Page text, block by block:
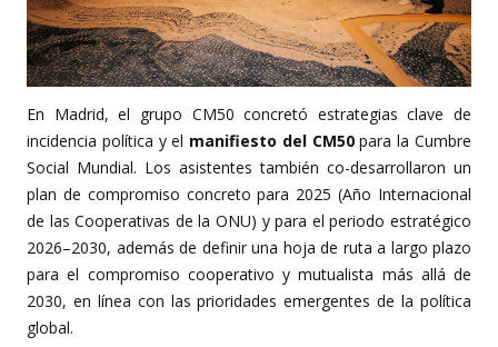
En Madrid, el grupo CM50 concretó estrategias clave de
incidencia política y el manifiesto del CM50para la Cumbre
Social Mundial. Los asistentes también co-desarrollaron un
plan de compromiso concreto para 2025 (Año Internacional
de las Cooperativas de la ONU) y para el periodo estratégico
2026–2030, además de definir una hoja de ruta a largo plazo
para el compromiso cooperativo y mutualista más allá de
2030, en línea con las prioridades emergentes de la política
global.